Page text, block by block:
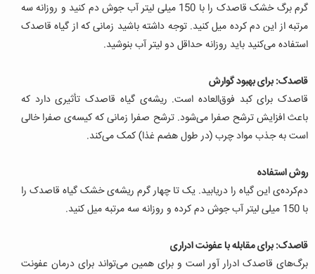
گرم برگ خشک قاصدک را با 150 میلی لیتر آب جوش دم کنید و روزانه سه
مرتبه از این دم کرده میل کنید. توجه داشته باشید زمانی که از گیاه قاصدک
استفاده می‌کنید باید روزانه حداقل دو لیتر آب بنوشید.
قاصدک: برای بهبود گوارش
قاصدک برای کبد فوق‌العاده است. ریشه‌ی گیاه قاصدک تأثیری دارد که
باعث افزایش ترشح صفرا می‌شود. ترشح صفرا زمانی که کیسه‌ی صفرا خالی
است به جذب مواد چرب (در طول هضم غذا) کمک می‌کند.
روش استفاده
دم‌کرده‌ی این گیاه را دریابید. یک تا چهار گرم ریشه‌ی خشک گیاه قاصدک را
با 150 میلی لیتر آب جوش دم کرده و روزانه سه مرتبه میل کنید.
قاصدک: برای مقابله با عفونت ادراری
برگ‌های قاصدک ادرار آور است و برای همین می‌تواند برای درمان عفونت